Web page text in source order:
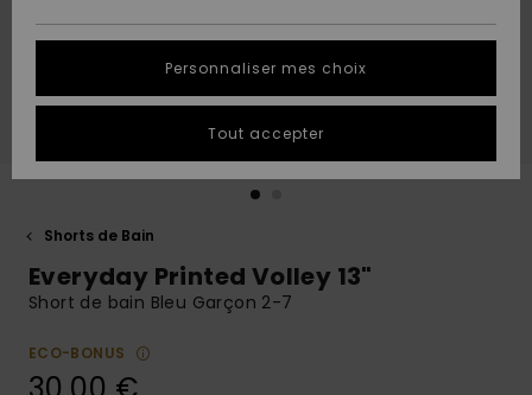
A
Découvrir
A
Découvrir
tailles
conversation
plus rapide
à votre
question.
QUIKSILVER
Shorts de Bain
Everyday Printed Volley 13"
Short de bain Bleu Garçon 2-7
ECO-BONUS
Personnaliser mes choix
Tout accepter